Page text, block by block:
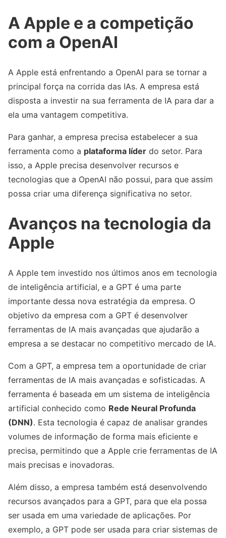
A Apple e a competição
com a OpenAI
A Apple está enfrentando a OpenAI para se tornar a
principal força na corrida das IAs. A empresa está
disposta a investir na sua ferramenta de IA para dar a
ela uma vantagem competitiva.
Para ganhar, a empresa precisa estabelecer a sua
ferramenta como a plataforma líder do setor. Para
isso, a Apple precisa desenvolver recursos e
tecnologias que a OpenAI não possui, para que assim
possa criar uma diferença significativa no setor.
Avanços na tecnologia da
Apple
A Apple tem investido nos últimos anos em tecnologia
de inteligência artificial, e a GPT é uma parte
importante dessa nova estratégia da empresa. O
objetivo da empresa com a GPT é desenvolver
ferramentas de IA mais avançadas que ajudarão a
empresa a se destacar no competitivo mercado de IA.
Com a GPT, a empresa tem a oportunidade de criar
ferramentas de IA mais avançadas e sofisticadas. A
ferramenta é baseada em um sistema de inteligência
artificial conhecido como Rede Neural Profunda
(DNN). Esta tecnologia é capaz de analisar grandes
volumes de informação de forma mais eficiente e
precisa, permitindo que a Apple crie ferramentas de IA
mais precisas e inovadoras.
Além disso, a empresa também está desenvolvendo
recursos avançados para a GPT, para que ela possa
ser usada em uma variedade de aplicações. Por
exemplo, a GPT pode ser usada para criar sistemas de